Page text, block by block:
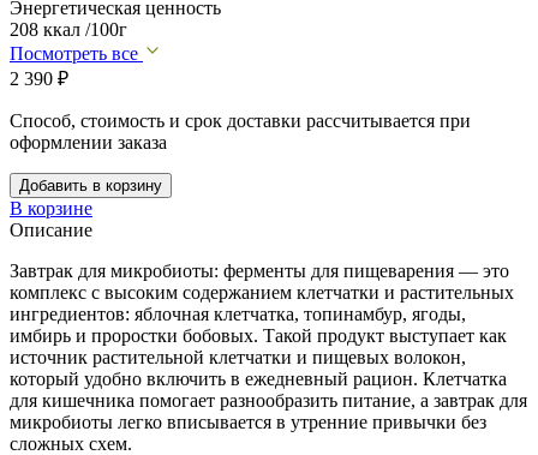
Энергетическая ценность
208 ккал /100г
Посмотреть все
2 390 ₽
Способ, стоимость и срок доставки рассчитывается при
оформлении заказа
Добавить в корзину
В корзине
Описание
Завтрак для микробиоты: ферменты для пищеварения — это
комплекс с высоким содержанием клетчатки и растительных
ингредиентов: яблочная клетчатка, топинамбур, ягоды,
имбирь и проростки бобовых. Такой продукт выступает как
источник растительной клетчатки и пищевых волокон,
который удобно включить в ежедневный рацион. Клетчатка
для кишечника помогает разнообразить питание, а завтрак для
микробиоты легко вписывается в утренние привычки без
сложных схем.